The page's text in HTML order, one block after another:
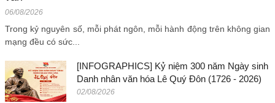
06/08/2026
Trong kỷ nguyên số, mỗi phát ngôn, mỗi hành động trên không gian
mạng đều có sức...
[INFOGRAPHICS] Kỷ niệm 300 năm Ngày sinh
Danh nhân văn hóa Lê Quý Đôn (1726 - 2026)
02/08/2026